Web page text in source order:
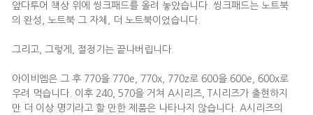
앞다투어 책상 위에 씽크패드를 올려 놓았습니다. 씽크패드는 노트북
의 완성, 노트북 그 자체, 더 노트북이었습니다.
그리고, 그렇게, 절정기는 끝나버립니다.
아이비엠은 그 후 770을 770e, 770x, 770z로 600을 600e, 600x로
우려 먹습니다. 이후 240, 570을 거쳐 A시리즈, T시리즈가 출현하지
만 더 이상 명기라고 할 만한 제품은 나타나지 않습니다. A시리즈의